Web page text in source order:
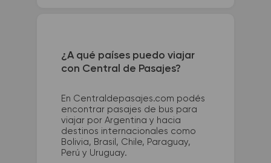
¿A qué países puedo viajar
con Central de Pasajes?
En Centraldepasajes.com podés
encontrar pasajes de bus para
viajar por Argentina y hacia
destinos internacionales como
Bolivia, Brasil, Chile, Paraguay,
Perú y Uruguay.